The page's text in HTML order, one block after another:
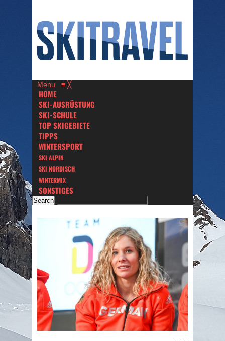
Menu ≡ ╳
HOME
SKI-AUSRÜSTUNG
SKI-SCHULE
TOP SKIGEBIETE
TIPPS
WINTERSPORT
SKI ALPIN
SKI NORDISCH
WINTERMIX
SONSTIGES